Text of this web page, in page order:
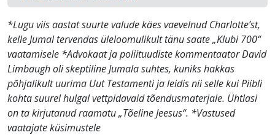
*Lugu viis aastat suurte valude käes vaevelnud Charlotte’st,
kelle Jumal tervendas üleloomulikult tänu saate „Klubi 700“
vaatamisele *Advokaat ja poliituudiste kommentaator David
Limbaugh oli skeptiline Jumala suhtes, kuniks hakkas
põhjalikult uurima Uut Testamenti ja leidis nii selle kui Piibli
kohta suurel hulgal vettpidavaid tõendusmaterjale. Ühtlasi
on ta kirjutanud raamatu „Tõeline Jeesus“. *Vastused
vaatajate küsimustele